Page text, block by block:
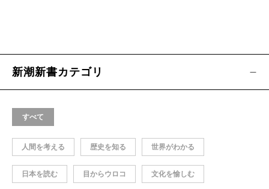
新潮新書カテゴリ
すべて
人間を考える 歴史を知る 世界がわかる
日本を読む 目からウロコ 文化を愉しむ